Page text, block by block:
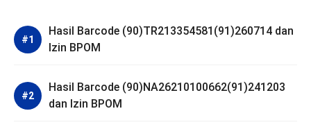
Hasil Barcode (90)TR213354581(91)260714 dan
Izin BPOM
Hasil Barcode (90)NA26210100662(91)241203
dan Izin BPOM